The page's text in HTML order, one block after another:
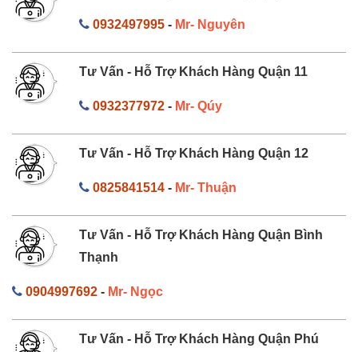
0932497995- Mr- Nguyên
Tư Vấn - Hỗ Trợ Khách Hàng Quận 11
0932377972- Mr- Qúy
Tư Vấn - Hỗ Trợ Khách Hàng Quận 12
0825841514- Mr- Thuận
Tư Vấn - Hỗ Trợ Khách Hàng Quận Bình
Thạnh
0904997692 - Mr- Ngọc
Tư Vấn - Hỗ Trợ Khách Hàng Quận Phú